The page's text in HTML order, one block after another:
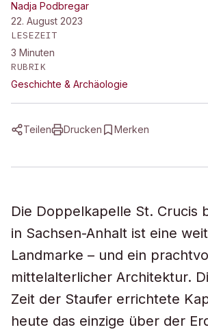
Nadja Podbregar
22. August 2023
LESEZEIT
3 Minuten
RUBRIK
Geschichte & Archäologie
Teilen Drucken Merken
Die Doppelkapelle St. Crucis
in Sachsen-Anhalt ist eine
Landmarke – und ein
mittelalterlicher Architektur.
Zeit der Staufer errichtete
heute das einzige über der